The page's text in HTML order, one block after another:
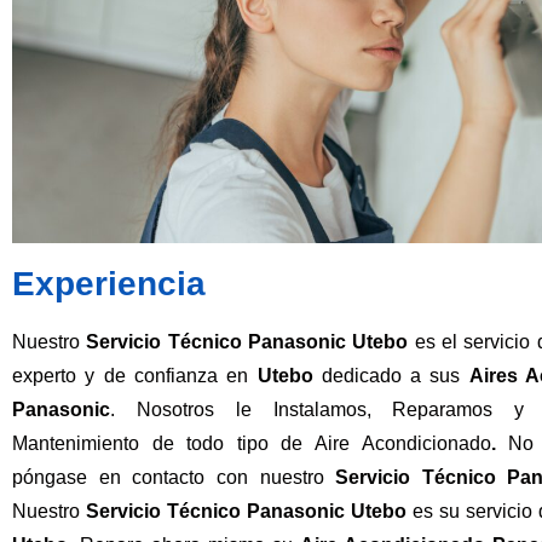
Experiencia
NuestroServicio Técnico Panasonic Utebo es el servicio
experto y de confianza en Utebodedicado a sus Aires
Panasonic. Nosotros le Instalamos, Reparamos y
Mantenimiento de todo tipo de Aire Acondicionado.No
póngase en contacto con nuestroServicio Técnico
Nuestro Servicio Técnico Panasonic Utebo es su servicio